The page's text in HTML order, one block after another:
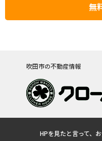
無
吹田市の不動産情報
HPを見たと言って、